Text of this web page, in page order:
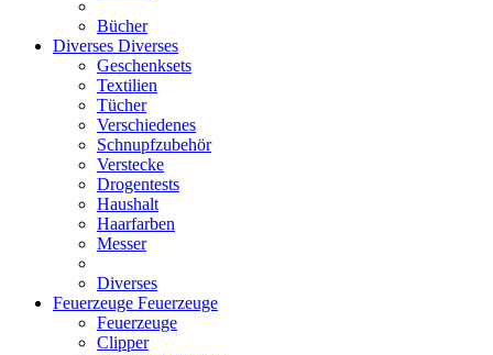
Bücher
Diverses Diverses
Geschenksets
Textilien
Tücher
Verschiedenes
Schnupfzubehör
Verstecke
Drogentests
Haushalt
Haarfarben
Messer
Diverses
Feuerzeuge Feuerzeuge
Feuerzeuge
Clipper